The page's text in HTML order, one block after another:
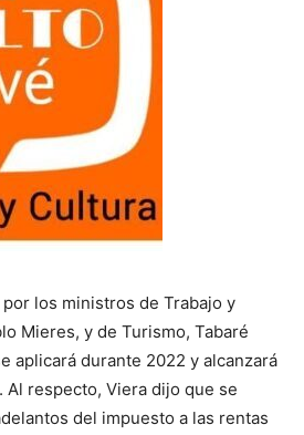
por los ministros de Trabajo y
Mieres, y de Turismo, Tabaré
aplicará durante 2022 y alcanzará
Al respecto, Viera dijo que se
del impuesto a las rentas